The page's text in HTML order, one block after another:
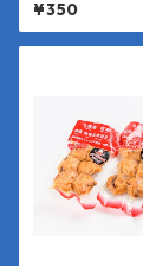
g）
¥350